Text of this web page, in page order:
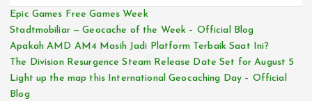
Epic Games Free Games Week
Stadtmobiliar — Geocache of the Week – Official Blog
Apakah AMD AM4 Masih Jadi Platform Terbaik Saat Ini?
The Division Resurgence Steam Release Date Set for August 5
Light up the map this International Geocaching Day – Official
Blog